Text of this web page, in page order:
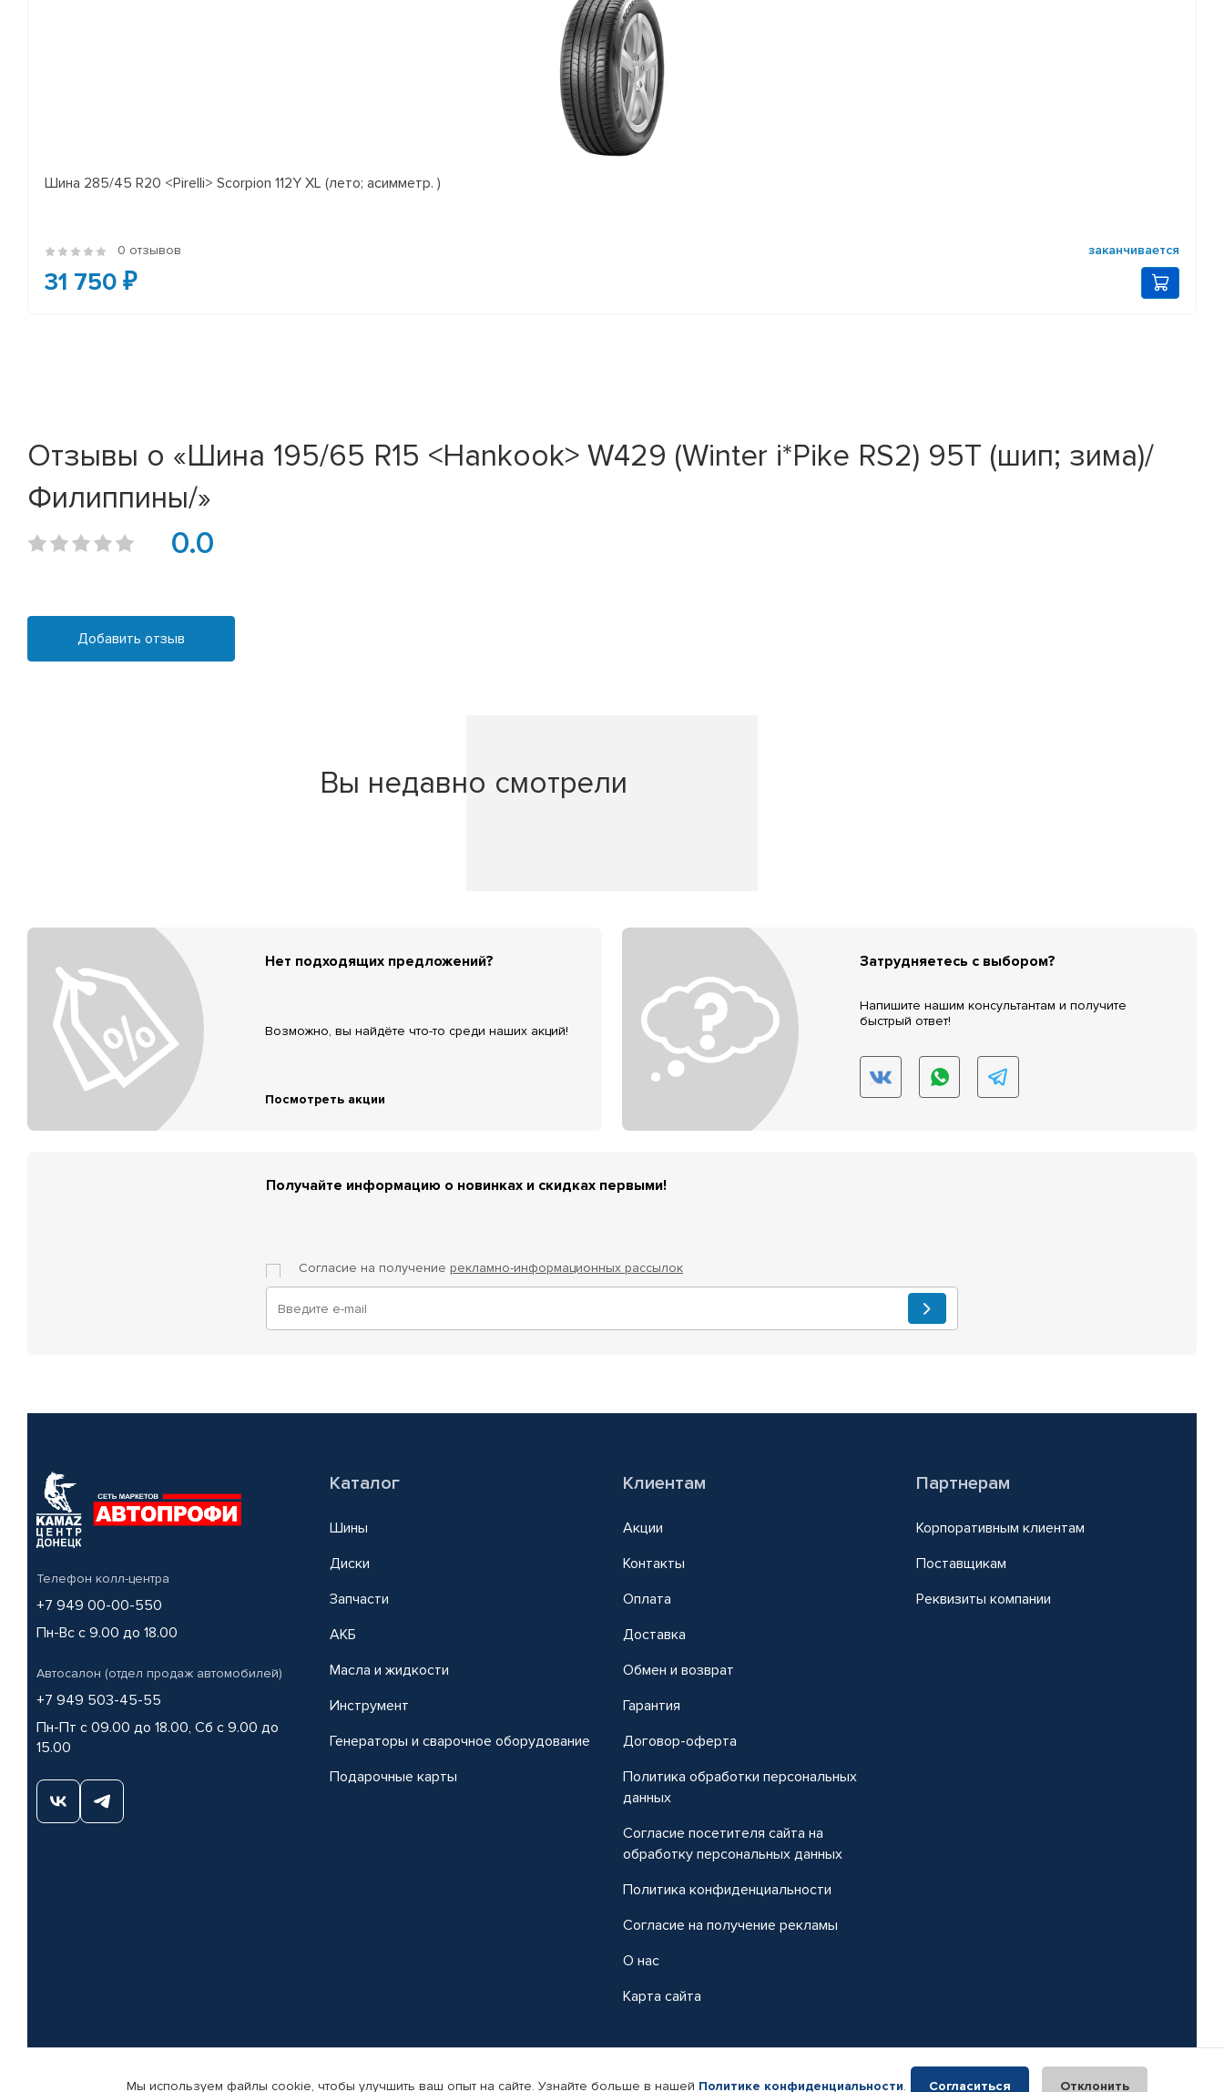
Шина 285/45 R20 <Pirelli> Scorpion 112Y XL (лето; асимметр. )
0 отзывов заканчивается
31 750 ₽
Отзывы о «Шина 195/65 R15 <Hankook> W429 (Winter i*Pike RS2) 95T (шип; зима)/
Филиппины/»
0.0
Добавить отзыв
Вы недавно смотрели
Нет подходящих предложений?
Возможно, вы найдёте что-то среди наших акций!
Посмотреть акции
Затрудняетесь с выбором?
Напишите нашим консультантам и получите
быстрый ответ!
Получайте информацию о новинках и скидках первыми!
Согласие на получение рекламно-информационных рассылок
Телефон колл-центра
+7 949 00-00-550
Пн-Вс с 9.00 до 18.00
Автосалон (отдел продаж автомобилей)
+7 949 503-45-55
Пн-Пт с 09.00 до 18.00, Сб с 9.00 до
15.00
Каталог
Шины
Диски
Запчасти
АКБ
Масла и жидкости
Инструмент
Генераторы и сварочное оборудование
Подарочные карты
Клиентам
Акции
Контакты
Оплата
Доставка
Обмен и возврат
Гарантия
Договор-оферта
Политика обработки персональных
данных
Согласие посетителя сайта на
обработку персональных данных
Политика конфиденциальности
Согласие на получение рекламы
О нас
Карта сайта
Партнерам
Корпоративным клиентам
Поставщикам
Реквизиты компании
Мы используем файлы cookie, чтобы улучшить ваш опыт на сайте. Узнайте больше в нашей Политике конфиденциальности. Согласиться Отклонить